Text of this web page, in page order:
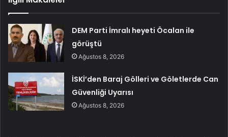
DEM Parti İmralı heyeti Öcalan ile
görüştü
Ağustos 8, 2026
İSKİ’den Baraj Gölleri ve Göletlerde Can
Güvenliği Uyarısı
Ağustos 8, 2026